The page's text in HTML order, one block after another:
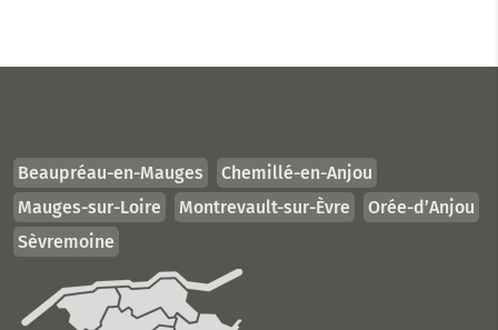
Beaupréau-en-Mauges
Chemillé-en-Anjou
Mauges-sur-Loire
Montrevault-sur-Èvre
Orée-d’Anjou
Sèvremoine